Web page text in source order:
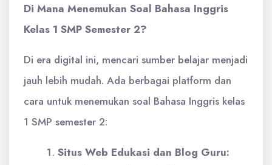
Di Mana Menemukan Soal Bahasa Inggris
Kelas 1 SMP Semester 2?
Di era digital ini, mencari sumber belajar menjadi
jauh lebih mudah. Ada berbagai platform dan
cara untuk menemukan soal Bahasa Inggris kelas
1 SMP semester 2:
Situs Web Edukasi dan Blog Guru: